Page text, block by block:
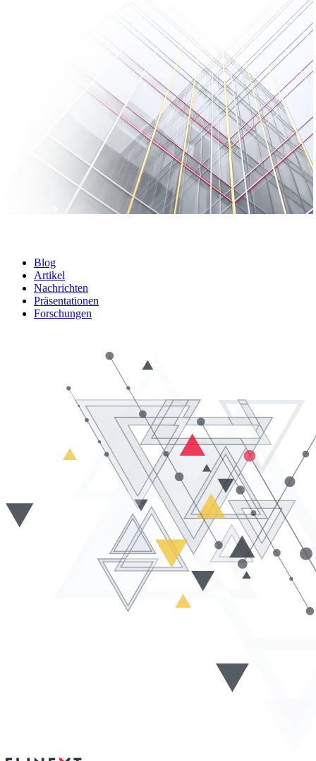
Blog
Artikel
Nachrichten
Präsentationen
Forschungen